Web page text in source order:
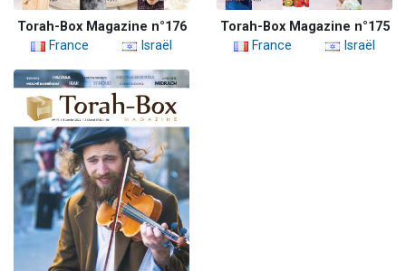
Torah-Box Magazine n°176
France
Israël
Torah-Box Magazine n°175
France
Israël